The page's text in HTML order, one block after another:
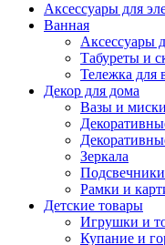
Аксессуары для
Ванная
Аксессуары
Табуреты и
Тележка для
Декор для дома
Вазы и миски
Зеркала
Рамки и
Детские товары
Игрушки и
Купание и